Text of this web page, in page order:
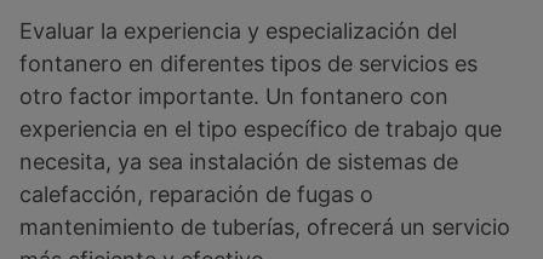
Evaluar la experiencia y especialización del
fontanero en diferentes tipos de servicios es
otro factor importante. Un fontanero con
experiencia en el tipo específico de trabajo que
necesita, ya sea instalación de sistemas de
calefacción, reparación de fugas o
mantenimiento de tuberías, ofrecerá un servicio